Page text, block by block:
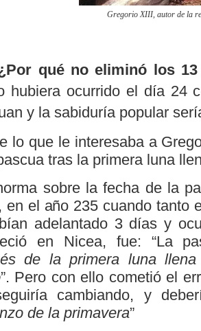
Gregorio XIII, autor de la
qué no eliminó los
hubiera ocurrido el día 24
y la sabiduría popular
lo que le interesaba a
tras la primera luna
sobre la fecha de la
en el año 235 cuando tanto
adelantado 3 días y
en Nicea, fue: “La
de la primera luna
”. Pero con ello cometió el
cambiando, y
de la primavera”